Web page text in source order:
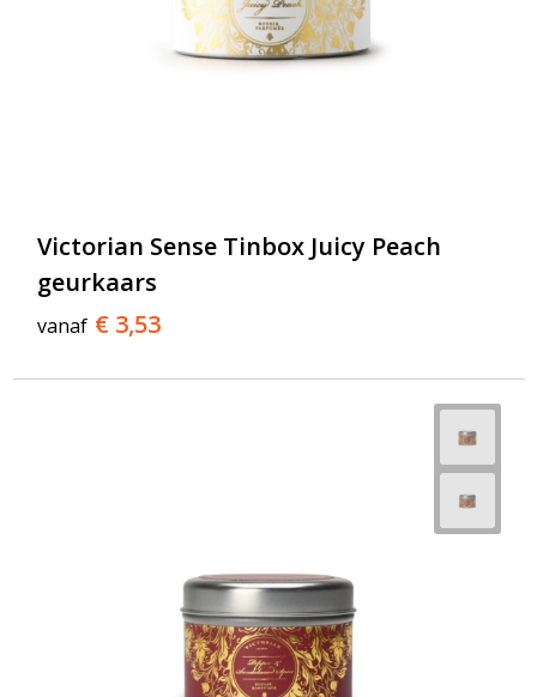
Victorian Sense Tinbox Juicy Peach
geurkaars
vanaf € 3,53